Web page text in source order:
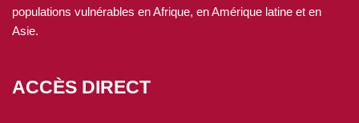
populations vulnérables en Afrique, en Amérique latine et en
Asie.
ACCÈS DIRECT